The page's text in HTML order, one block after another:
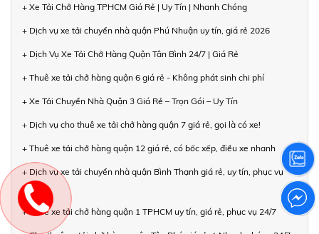
+ Xe Tải Chở Hàng TPHCM Giá Rẻ | Uy Tín | Nhanh Chóng
+ Dịch vụ xe tải chuyển nhà quận Phú Nhuận uy tín, giá rẻ 2026
+ Dịch Vụ Xe Tải Chở Hàng Quận Tân Bình 24/7 | Giá Rẻ
+ Thuê xe tải chở hàng quận 6 giá rẻ - Không phát sinh chi phí
+ Xe Tải Chuyển Nhà Quận 3 Giá Rẻ – Trọn Gói – Uy Tín
+ Dịch vụ cho thuê xe tải chở hàng quận 7 giá rẻ, gọi là có xe!
+ Thuê xe tải chở hàng quận 12 giá rẻ, có bốc xếp, điều xe nhanh
+ Dịch vụ xe tải chuyển nhà quận Bình Thạnh giá rẻ, uy tín, phục vụ
24/7
+ Thuê xe tải chở hàng quận 1 TPHCM uy tín, giá rẻ, phục vụ 24/7